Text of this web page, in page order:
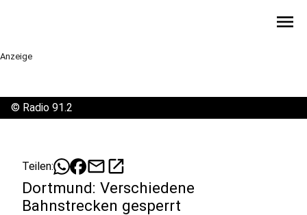
menu
Anzeige
© Radio 91.2
Teilen: mailopen_in_new
Dortmund: Verschiedene
Bahnstrecken gesperrt